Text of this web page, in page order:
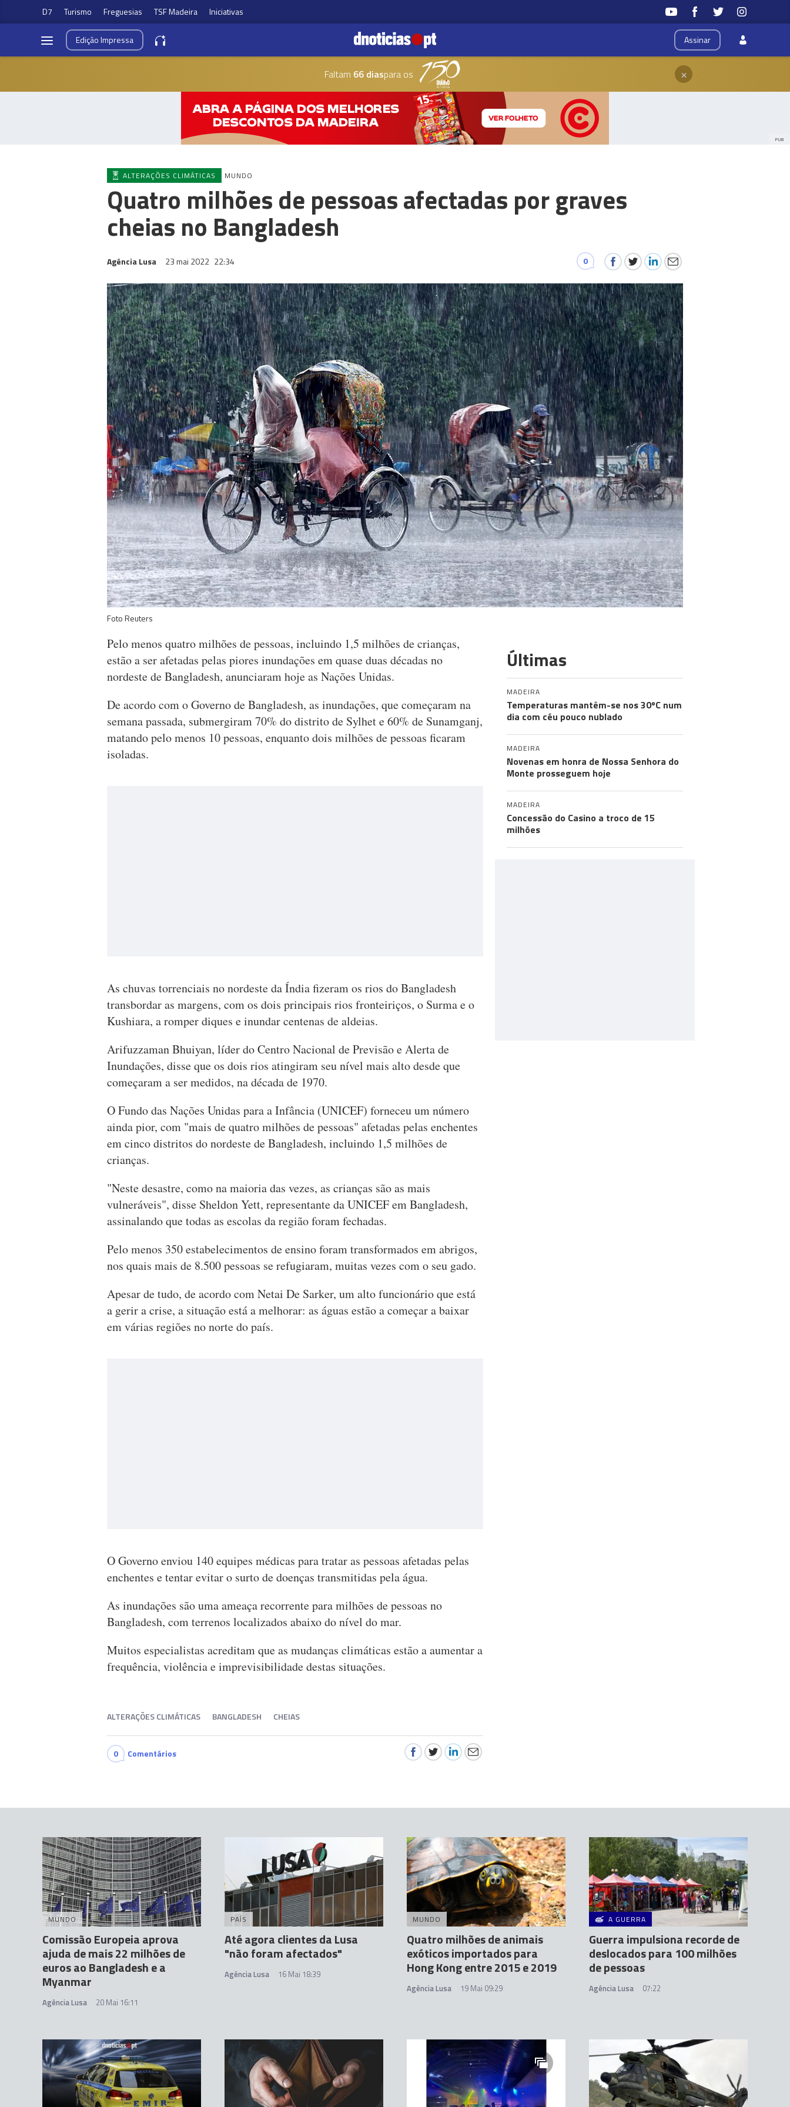
D7 Turismo Freguesias TSF Madeira Iniciativas
Assinar
EdiçãoImpressa
Faltam 66 diaspara os ×
PUB
ALTERAÇÕES CLIMÁTICAS MUNDO
Quatro milhões de pessoas afectadas por graves
cheias no Bangladesh
Agência Lusa 23 mai 2022 22:34 0
Foto Reuters
Pelo menos quatro milhões de pessoas, incluindo 1,5 milhões de crianças,
estão a ser afetadas pelas piores inundações em quase duas décadas no
nordeste de Bangladesh, anunciaram hoje as Nações Unidas.
De acordo com o Governo de Bangladesh, as inundações, que começaram na
semana passada, submergiram 70% do distrito de Sylhet e 60% de Sunamganj,
matando pelo menos 10 pessoas, enquanto dois milhões de pessoas ficaram
isoladas.
As chuvas torrenciais no nordeste da Índia fizeram os rios do Bangladesh
transbordar as margens, com os dois principais rios fronteiriços, o Surma e o
Kushiara, a romper diques e inundar centenas de aldeias.
Arifuzzaman Bhuiyan, líder do Centro Nacional de Previsão e Alerta de
Inundações, disse que os dois rios atingiram seu nível mais alto desde que
começaram a ser medidos, na década de 1970.
O Fundo das Nações Unidas para a Infância (UNICEF) forneceu um número
ainda pior, com "mais de quatro milhões de pessoas" afetadas pelas enchentes
em cinco distritos do nordeste de Bangladesh, incluindo 1,5 milhões de
crianças.
"Neste desastre, como na maioria das vezes, as crianças são as mais
vulneráveis", disse Sheldon Yett, representante da UNICEF em Bangladesh,
assinalando que todas as escolas da região foram fechadas.
Pelo menos 350 estabelecimentos de ensino foram transformados em abrigos,
nos quais mais de 8.500 pessoas se refugiaram, muitas vezes com o seu gado.
Apesar de tudo, de acordo com Netai De Sarker, um alto funcionário que está
a gerir a crise, a situação está a melhorar: as águas estão a começar a baixar
em várias regiões no norte do país.
O Governo enviou 140 equipes médicas para tratar as pessoas afetadas pelas
enchentes e tentar evitar o surto de doenças transmitidas pela água.
As inundações são uma ameaça recorrente para milhões de pessoas no
Bangladesh, com terrenos localizados abaixo do nível do mar.
Muitos especialistas acreditam que as mudanças climáticas estão a aumentar a
frequência, violência e imprevisibilidade destas situações.
ALTERAÇÕES CLIMÁTICAS BANGLADESH CHEIAS
0 Comentários
Últimas
MADEIRA
Temperaturas mantêm-se nos 30ºC num
dia com céu pouco nublado
MADEIRA
Novenas em honra de Nossa Senhora do
Monte prosseguem hoje
MADEIRA
Concessão do Casino a troco de 15
milhões
MUNDO
Comissão Europeia aprova
ajuda de mais 22 milhões de
euros ao Bangladesh e a
Myanmar
Agência Lusa 20 Mai 16:11
PAÍS
Até agora clientes da Lusa
"não foram afectados"
Agência Lusa 16 Mai 18:39
MUNDO
Quatro milhões de animais
exóticos importados para
Hong Kong entre 2015 e 2019
Agência Lusa 19 Mai 09:29
A GUERRA
Guerra impulsiona recorde de
deslocados para 100 milhões
de pessoas
Agência Lusa 07:22